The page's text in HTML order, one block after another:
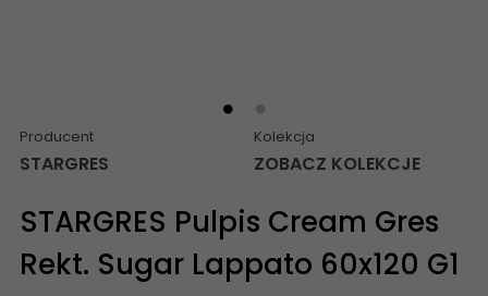
Producent
STARGRES
Kolekcja
ZOBACZ KOLEKCJE
STARGRES Pulpis Cream Gres
Rekt. Sugar Lappato 60x120 G1